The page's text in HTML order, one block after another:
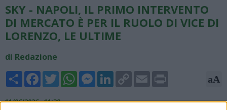
SKY - NAPOLI, IL PRIMO INTERVENTO
DI MERCATO È PER IL RUOLO DI VICE DI
LORENZO, LE ULTIME
di Redazione
Share FacebookTwitterWhatsAppMessengerLinkedInCopy
Link
Email aA
11/06/2026 - 11:38